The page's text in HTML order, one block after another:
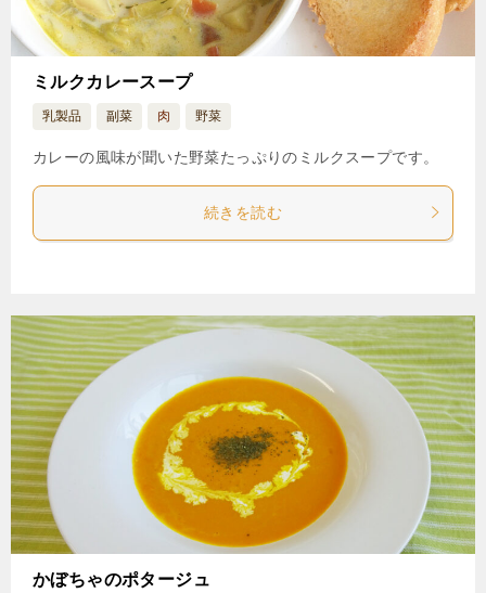
ミルクカレースープ
乳製品 副菜 肉 野菜
カレーの風味が聞いた野菜たっぷりのミルクスープです。
続きを読む
かぼちゃのポタージュ